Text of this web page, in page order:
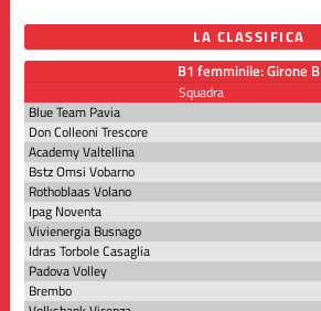
LA CLASSIFICA
B1 femminile: Girone B
Squadra
Blue Team Pavia
Don Colleoni Trescore
Academy Valtellina
Bstz Omsi Vobarno
Rothoblaas Volano
Ipag Noventa
Vivienergia Busnago
Idras Torbole Casaglia
Padova Volley
Brembo